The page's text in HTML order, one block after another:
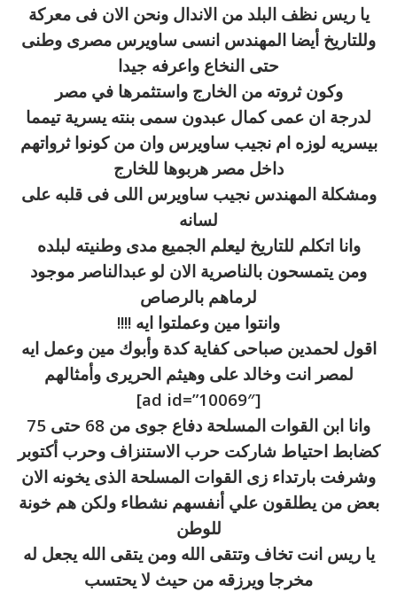
يا ريس نظف البلد من الاندال ونحن الان فى معركة
وللتاريخ أيضا المهندس انسى ساويرس مصرى وطنى
حتى النخاع واعرفه جيدا
وكون ثروته من الخارج واستثمرها في مصر
لدرجة ان عمى كمال عبدون سمى بنته يسرية تيمما
بيسريه لوزه ام نجيب ساويرس وان من كونوا ثرواتهم
داخل مصر هربوها للخارج
ومشكلة المهندس نجيب ساويرس اللى فى قلبه على
لسانه
وانا اتكلم للتاريخ ليعلم الجميع مدى وطنيته لبلده
ومن يتمسحون بالناصرية الان لو عبدالناصر موجود
لرماهم بالرصاص
وانتوا مين وعملتوا ايه !!!!
اقول لحمدين صباحى كفاية كدة وأبوك مين وعمل ايه
لمصر انت وخالد على وهيثم الحريرى وأمثالهم
[ad id=”10069″]
وانا ابن القوات المسلحة دفاع جوى من 68 حتى 75
كضابط احتياط شاركت حرب الاستنزاف وحرب أكتوبر
وشرفت بارتداء زى القوات المسلحة الذى يخونه الان
بعض من يطلقون علي أنفسهم نشطاء ولكن هم خونة
للوطن
يا ريس انت تخاف وتتقى الله ومن يتقى الله يجعل له
مخرجا ويرزقه من حيث لا يحتسب